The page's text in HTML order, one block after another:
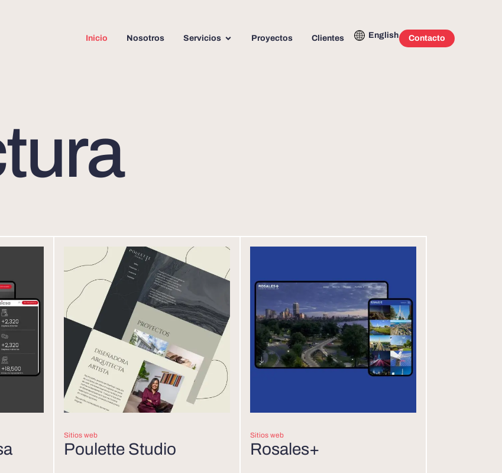
Inicio Nosotros Servicios Proyectos Clientes English Contacto
Sitios web
Poulette Studio
Sitios web
Rosales+